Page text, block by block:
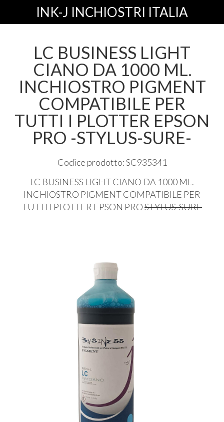
INK-J INCHIOSTRI ITALIA
LC BUSINESS LIGHT
CIANO DA 1000 ML.
INCHIOSTRO PIGMENT
COMPATIBILE PER
TUTTI I PLOTTER EPSON
PRO -STYLUS-SURE-
Codice prodotto: SC935341
LC BUSINESS LIGHTCIANO DA 1000 ML.
INCHIOSTRO PIGMENTCOMPATIBILE PER
TUTTI I PLOTTER EPSON PROSTYLUS-SURE